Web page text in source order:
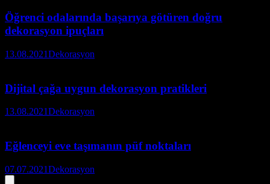
Öğrenci odalarında başarıya götüren doğru
dekorasyon ipuçları
13.08.2021Dekorasyon
Dijital çağa uygun dekorasyon pratikleri
13.08.2021Dekorasyon
Eğlenceyi eve taşımanın püf noktaları
07.07.2021Dekorasyon